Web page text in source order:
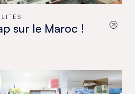
sur le Maroc !